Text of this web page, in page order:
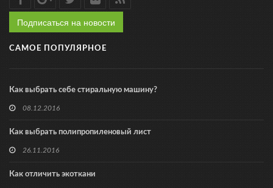
Подписаться на новости
САМОЕ ПОПУЛЯРНОЕ
Как выбрать себе стиральную машину?
08.12.2016
Как выбрать полипропиленовый лист
26.11.2016
Как отличить экоткани